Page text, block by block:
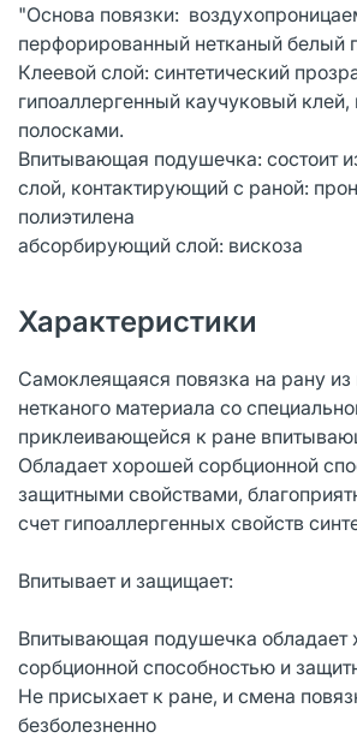
"Основа повязки:
перфорированный нетканый белый
Клеевой слой: синтетический
гипоаллергенный каучуковый
полосками.
Впитывающая подушечка: состоит
слой, контактирующий с раной:
полиэтилена
абсорбирующий слой: вискоза
Характеристики
Самоклеящаяся повязка на рану из
нетканого материала со
приклеивающейся к ране
Обладает хорошей сорбционной
защитными свойствами,
счет гипоаллергенных свойств
Впитывает и защищает:
Впитывающая подушечка обладает
сорбционной способностью и
Не присыхает к ране, и смена
безболезненно